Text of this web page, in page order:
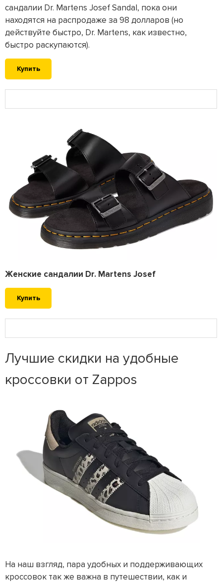
сандалии Dr. Martens Josef Sandal, пока они
находятся на распродаже за 98 долларов (но
действуйте быстро, Dr. Martens, как известно,
быстро раскупаются).
Купить
Женские сандалии Dr. Martens Josef
Купить
Лучшие скидки на удобные
кроссовки от Zappos
На наш взгляд, пара удобных и поддерживающих
кроссовок так же важна в путешествии, как и